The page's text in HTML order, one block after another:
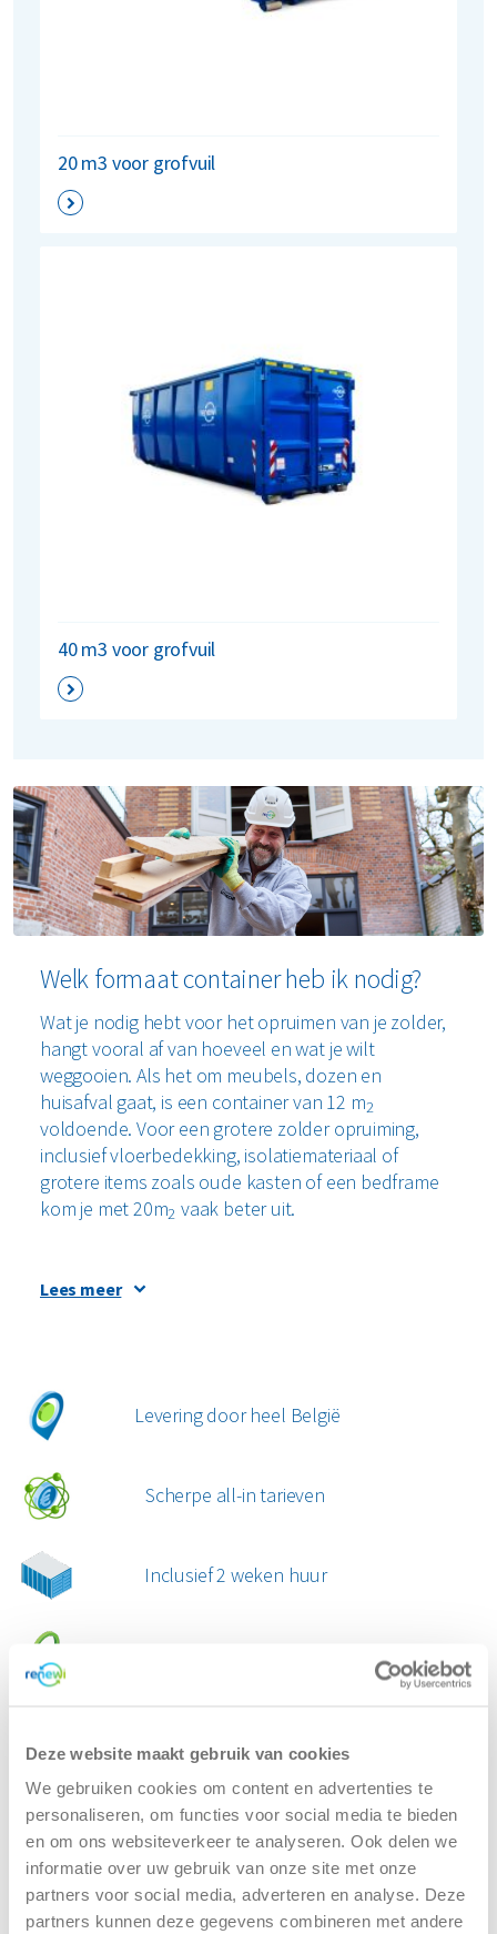
Deze website maakt gebruik van cookies
We gebruiken cookies om content en advertenties te
personaliseren, om functies voor social media te bieden
en om ons websiteverkeer te analyseren. Ook delen we
informatie over uw gebruik van onze site met onze
partners voor social media, adverteren en analyse. Deze
partners kunnen deze gegevens combineren met andere
20 m3 voor grofvuil
40 m3 voor grofvuil
Welk formaat container heb ik nodig?
Wat je nodig hebt voor het opruimen van je zolder,
hangt vooral af van hoeveel en wat je wilt
weggooien. Als het om meubels, dozen en
huisafval gaat, is een container van 12 m2
voldoende. Voor een grotere zolder opruiming,
inclusief vloerbedekking, isolatiemateriaal of
grotere items zoals oude kasten of een bedframe
kom je met 20m2 vaak beter uit.
Omdat het afval vaak een mix is van hout, textiel,
metaal en kunststof, heb je een grofvuilcontainer
nodig. Twijfel je over het formaat? Neem contact
met ons op. We geven je graag advies op basis van
jouw plannen. Zo voorkom je dat je te weinig ruimte
hebt of onnodig teveel betaalt.
Lees meer
Levering door heel België
Scherpe all-in tarieven
Inclusief 2 weken huur
functionele ruimte
Je zolder heeft meer potentie dan je denkt, maar dan
moet er vaak eerst flink worden opgeruimd. Met een
container voor de deur hoef je niet te slepen of te
sorteren. Je gooit alles direct weg, zodat je snel weer
ruimte en overzicht hebt.